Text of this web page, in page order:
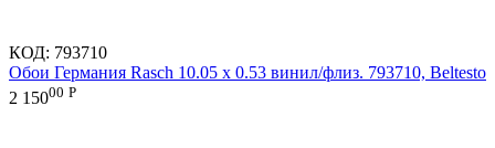
КОД: 793710
Обои Германия Rasch 10.05 х 0.53 винил/флиз. 793710, Beltesto
2 15000 Р